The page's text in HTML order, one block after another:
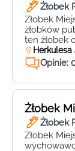
Żłobek
Żłobek
żłobków
ten żłobek
dzieci.
kadra.
wieku
Herkulesa
Opinie:
Żłobek
Żłobek
Żłobek